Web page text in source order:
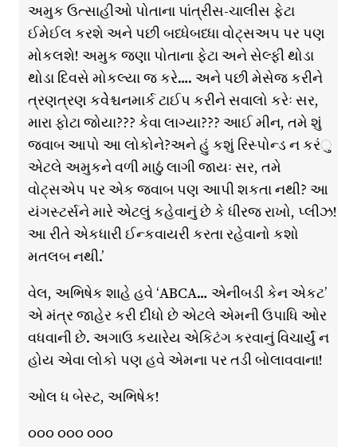
અમુક ઉત્સાહીઓ પોતાના પાંત્રીસ-ચાલીસ ફેટા
ઈમેઈલ કરશે અને પછી બધ્ધેબધ્ધા વોટ્સઅપ પર પણ
મોકલશે! અમુક જણા પોતાના ફેટા અને સેલ્ફી થોડા
થોડા દિવસે મોકલ્યા જ કરે…. અને પછી મેસેજ કરીને
ત્રણત્રણ કવેેશ્ચનમાર્ક ટાઈપ કરીને સવાલો કરેઃ સર,
મારા ફોટા જોયા??? કેવા લાગ્યા??? આઈ મીન, તમે શું
જવાબ આપો આ લોકોને?અને હું કશું રિસ્પોન્ડ ન કરંુ
એટલે અમુકને વળી માઠું લાગી જાયઃ સર, તમે
વોટ્સએપ પર એક જવાબ પણ આપી શકતા નથી? આ
યંગસ્ટર્સને મારે એટલું કહેવાનું છે કે ધીરજ રાખો, પ્લીઝ!
આ રીતે એકધારી ઈન્કવાયરી કરતા રહેવાનો કશો
મતલબ નથી.’
વેલ, અભિષેક શાહે હવે ‘ABCA… એનીબડી કેન એકટ’
એ મંત્ર જાહેર કરી દીધો છે એટલે એમની ઉપાધિ ઓર
વધવાની છે. અગાઉ કયારેય એકિટંગ કરવાનું વિચાર્યું ન
હોય એવા લોકો પણ હવે એમના પર તડી બોલાવવાના!
ઓલ ધ બેસ્ટ, અભિષેક!
૦૦૦ ૦૦૦ ૦૦૦